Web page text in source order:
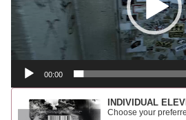
ー
ー
00:00
INDIVIDUAL
Choose your